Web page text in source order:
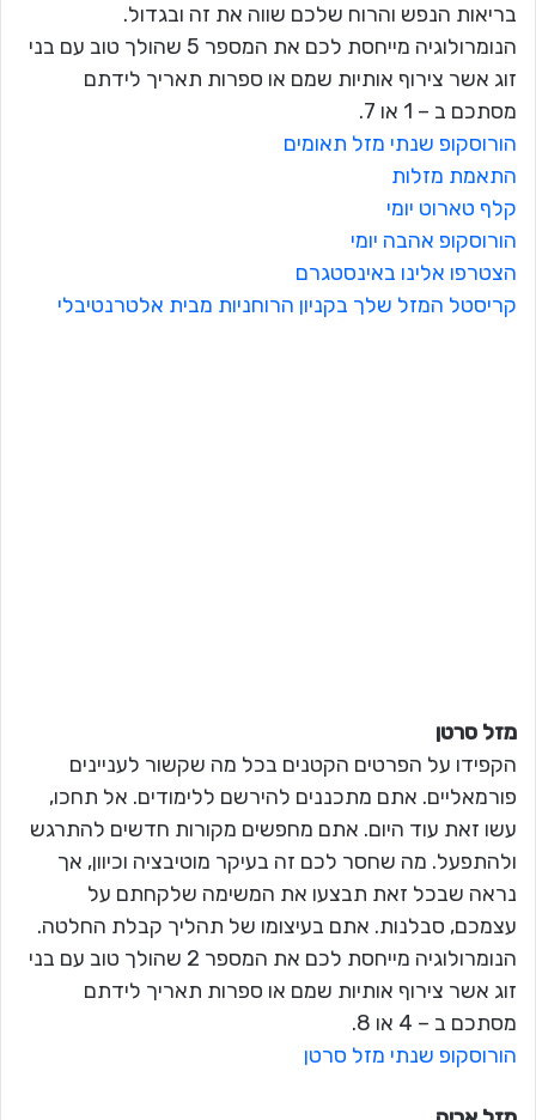
בריאות הנפש והרוח שלכם שווה את זה ובגדול.
הנומרולוגיה מייחסת לכם את המספר 5 שהולך טוב עם בני
זוג אשר צירוף אותיות שמם או ספרות תאריך לידתם
מסתכם ב – 1 או 7.
הורוסקופ שנתי מזל תאומים
התאמת מזלות
קלף טארוט יומי
הורוסקופ אהבה יומי
הצטרפו אלינו באינסטגרם
קריסטל המזל שלך בקניון הרוחניות מבית אלטרנטיבלי
מזל סרטן
הקפידו על הפרטים הקטנים בכל מה שקשור לעניינים
פורמאליים. אתם מתכננים להירשם ללימודים. אל תחכו,
עשו זאת עוד היום. אתם מחפשים מקורות חדשים להתרגש
ולהתפעל. מה שחסר לכם זה בעיקר מוטיבציה וכיוון, אך
נראה שבכל זאת תבצעו את המשימה שלקחתם על
עצמכם, סבלנות. אתם בעיצומו של תהליך קבלת החלטה.
הנומרולוגיה מייחסת לכם את המספר 2 שהולך טוב עם בני
זוג אשר צירוף אותיות שמם או ספרות תאריך לידתם
מסתכם ב – 4 או 8.
הורוסקופ שנתי מזל סרטן